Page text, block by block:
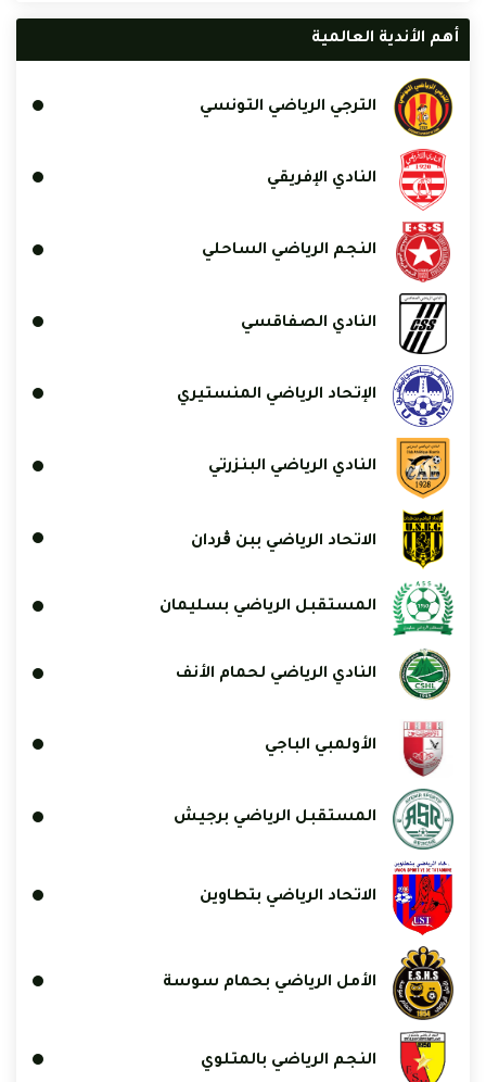
أهم الأندية العالمية
الترجي الرياضي التونسي
النادي الإفريقي
النجم الرياضي الساحلي
النادي الصفاقسي
الإتحاد الرياضي المنستيري
النادي الرياضي البنزرتي
الاتحاد الرياضي ببن ڨردان
المستقبل الرياضي بسليمان
النادي الرياضي لحمام الأنف
الأولمبي الباجي
المستقبل الرياضي برجيش
الاتحاد الرياضي بتطاوين
الأمل الرياضي بحمام سوسة
النجم الرياضي بالمتلوي